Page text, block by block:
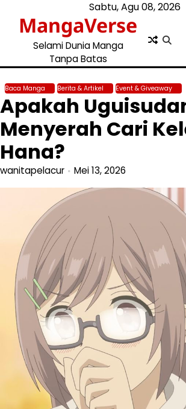
content
Sabtu, Agu 08, 2026
MangaVerse
Selami Dunia Manga
Tanpa Batas
Baca Manga Berita & Artikel Event & Giveaway
Apakah
Menyerah Cari
Hana?
wanitapelacur Mei 13, 2026